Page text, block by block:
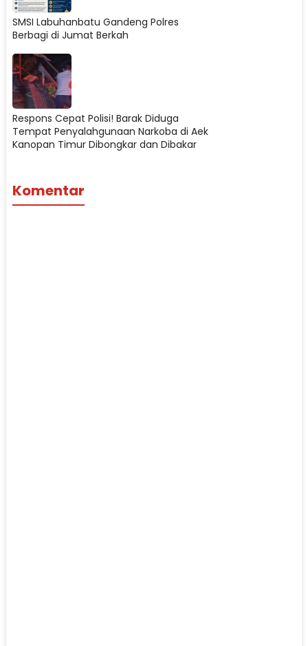
SMSI Labuhanbatu Gandeng Polres
Berbagi di Jumat Berkah
Respons Cepat Polisi! Barak Diduga
Tempat Penyalahgunaan Narkoba di Aek
Kanopan Timur Dibongkar dan Dibakar
Komentar